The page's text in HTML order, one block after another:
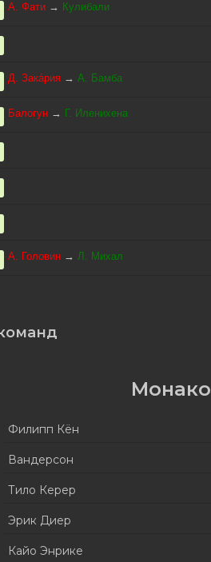
А. Фати → Кулибали
Д. Зака́рия → А. Бамба
Балогун → Г. Иленихена
А. Головин → Л. Михал
Монако
Филипп Кён
Вандерсон
Тило Керер
Эрик Диер
Кайо Энрике